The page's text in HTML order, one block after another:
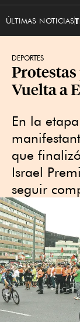
ÚLTIMAS NOTICIAS
DEPORTES
Vuelta a
En la
que
Israel
seguir